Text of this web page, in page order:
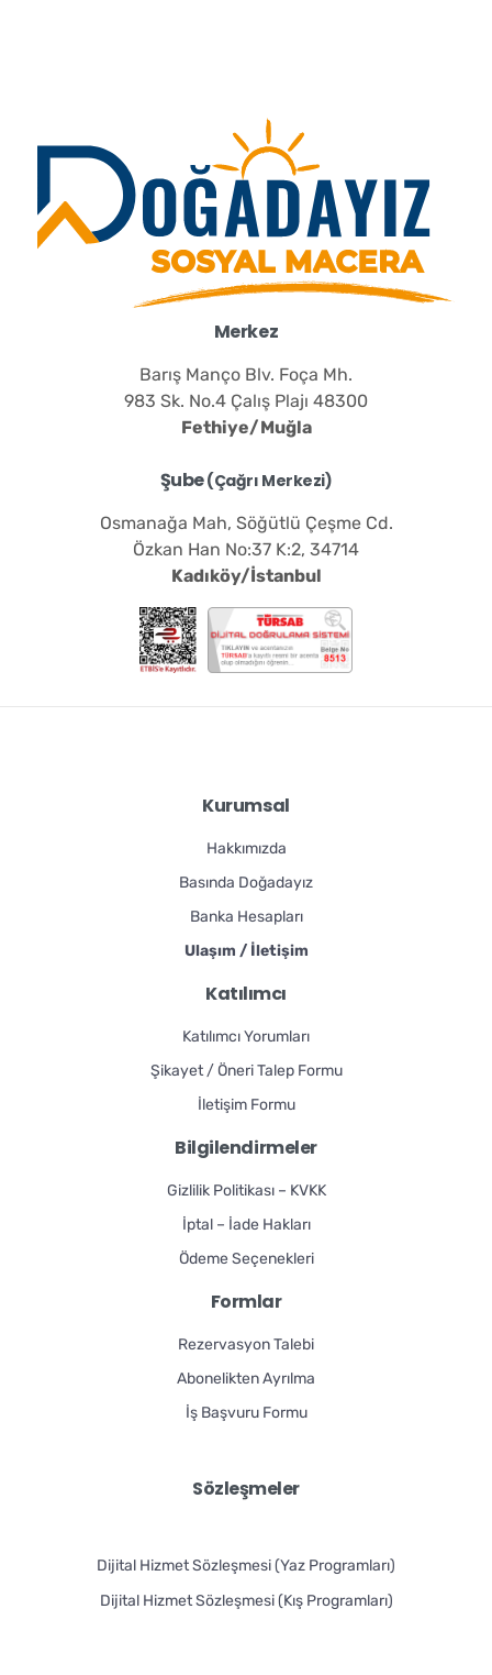
Merkez
Barış Manço Blv. Foça Mh.
983 Sk. No.4 Çalış Plajı 48300
Fethiye/Muğla
Şube(Çağrı Merkezi)
Osmanağa Mah, Söğütlü Çeşme Cd.
Özkan Han No:37 K:2, 34714
Kadıköy/İstanbul
Kurumsal
Hakkımızda
Basında Doğadayız
Banka Hesapları
Ulaşım / İletişim
Katılımcı
Katılımcı Yorumları
Şikayet / Öneri Talep Formu
İletişim Formu
Bilgilendirmeler
Gizlilik Politikası – KVKK
İptal – İade Hakları
Ödeme Seçenekleri
Formlar
Rezervasyon Talebi
Abonelikten Ayrılma
İş Başvuru Formu
Sözleşmeler
Dijital Hizmet Sözleşmesi (Yaz Programları)
Dijital Hizmet Sözleşmesi (Kış Programları)